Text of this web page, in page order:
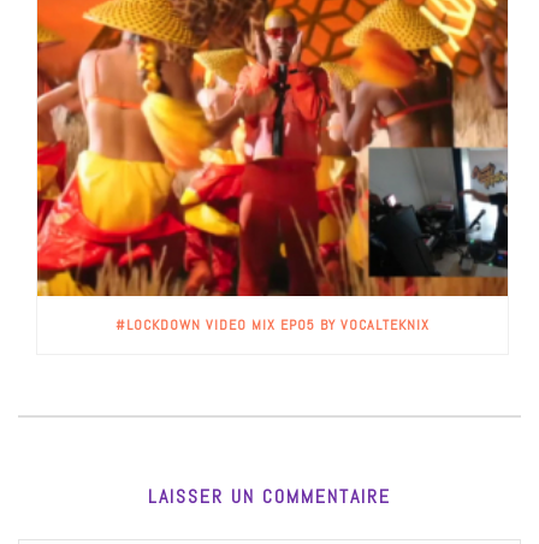
#LOCKDOWN VIDEO MIX EP05 BY VOCALTEKNIX
LAISSER UN COMMENTAIRE